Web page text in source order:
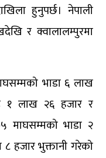
हुनुपर्छ। नेपाली
र क्वालालम्पुरमा
भाडा ६ लाख
१ लाख २६ हजार र
माघसम्मको भाडा २
हजार भुक्तानी गरेको